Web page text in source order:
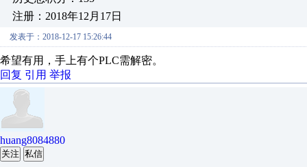
注册：2018年12月17日
发表于：2018-12-17 15:26:44
希望有用，手上有个PLC需解密。
回复 引用 举报
huang8084880
关注 私信